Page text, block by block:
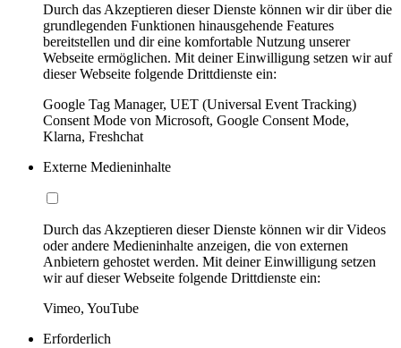
Durch das Akzeptieren dieser Dienste können wir dir über die
grundlegenden Funktionen hinausgehende Features
bereitstellen und dir eine komfortable Nutzung unserer
Webseite ermöglichen. Mit deiner Einwilligung setzen wir auf
dieser Webseite folgende Drittdienste ein:
Google Tag Manager, UET (Universal Event Tracking)
Consent Mode von Microsoft, Google Consent Mode,
Klarna, Freshchat
Externe Medieninhalte
Durch das Akzeptieren dieser Dienste können wir dir Videos
oder andere Medieninhalte anzeigen, die von externen
Anbietern gehostet werden. Mit deiner Einwilligung setzen
wir auf dieser Webseite folgende Drittdienste ein:
Vimeo, YouTube
Erforderlich